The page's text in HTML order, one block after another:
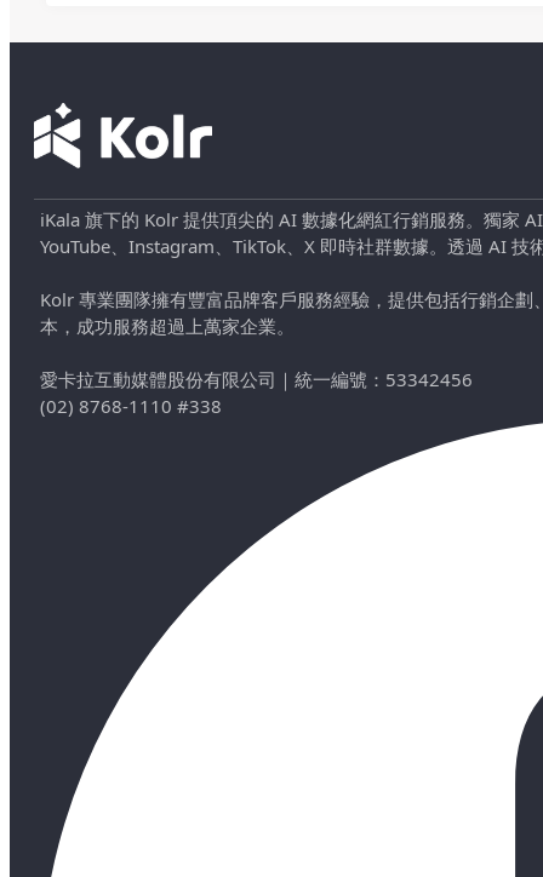
iKala 旗下的 Kolr 提供頂尖的 AI 數據化網紅行銷服務。獨家
YouTube、Instagram、TikTok、X 即時社群數據。透過 AI
Kolr 專業團隊擁有豐富品牌客戶服務經驗，提供包括行銷企
本，成功服務超過上萬家企業。
愛卡拉互動媒體股份有限公司 ｜ 統一編號：53342456
(02) 8768-1110 #338